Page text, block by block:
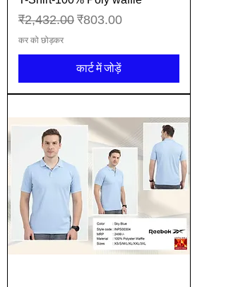
नियमित मूल्य
₹2,432.00 बिक्री मूल्य
₹803.00
कर को छोड़कर
कार्ट में जोड़ें